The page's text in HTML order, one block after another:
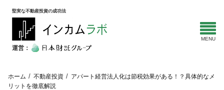
堅実な不動産投資の成功法
運営：
ホーム 不動産投資
アパート経営法人化は節税効果がある！？具体的なメ
リットを徹底解説